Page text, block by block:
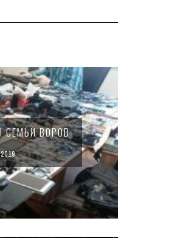
СЕМЬИ ВОРОВ